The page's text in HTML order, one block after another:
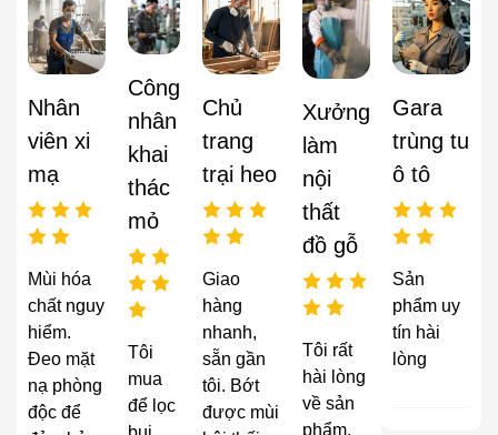
Nhân
viên xi
mạ
Mùi hóa
chất nguy
hiểm.
Đeo mặt
nạ phòng
độc để
Công
nhân
khai
thác
mỏ
Tôi
mua
để lọc
Chủ
trang
trại heo
Giao
hàng
nhanh,
sẵn gần
tôi. Bớt
được mùi
Xưởng
làm
nội
thất
đồ gỗ
Tôi rất
hài lòng
về sản
phẩm,
Gara
trùng tu
ô tô
Sản
phẩm uy
tín hài
lòng